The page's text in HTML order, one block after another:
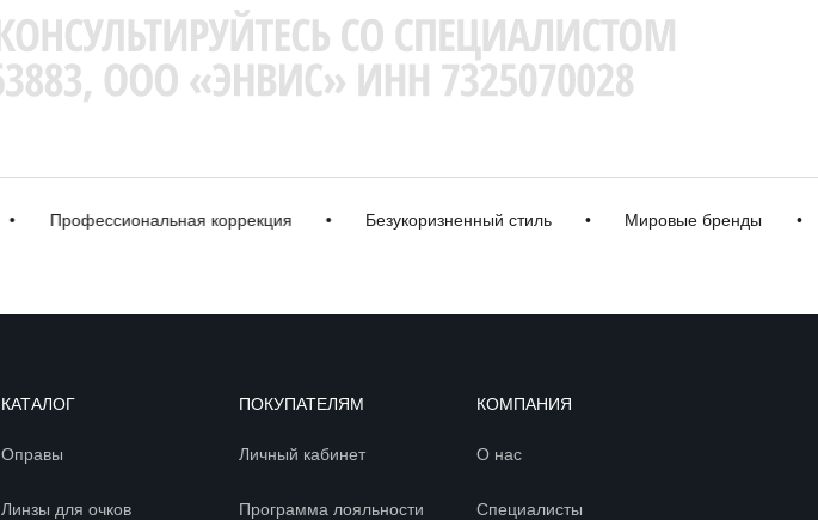
Профессиональная коррекция • Безукоризненный стиль • Мировые бренды •
КАТАЛОГ
Оправы
Линзы для очков
ПОКУПАТЕЛЯМ
Личный кабинет
Программа лояльности
КОМПАНИЯ
О нас
Специалисты